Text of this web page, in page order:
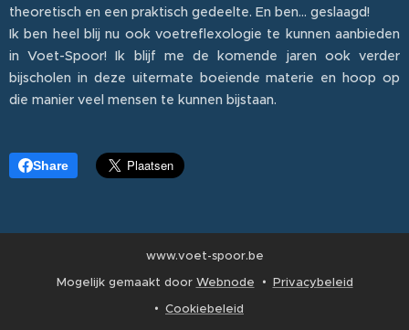
theoretisch en een praktisch gedeelte. En ben... geslaagd!
Ik ben heel blij nu ook voetreflexologie te kunnen aanbieden
in Voet-Spoor! Ik blijf me de komende jaren ook verder
bijscholen in deze uitermate boeiende materie en hoop op
die manier veel mensen te kunnen bijstaan.
Share
www.voet-spoor.be
Mogelijk gemaakt door Webnode
Privacybeleid
Cookiebeleid